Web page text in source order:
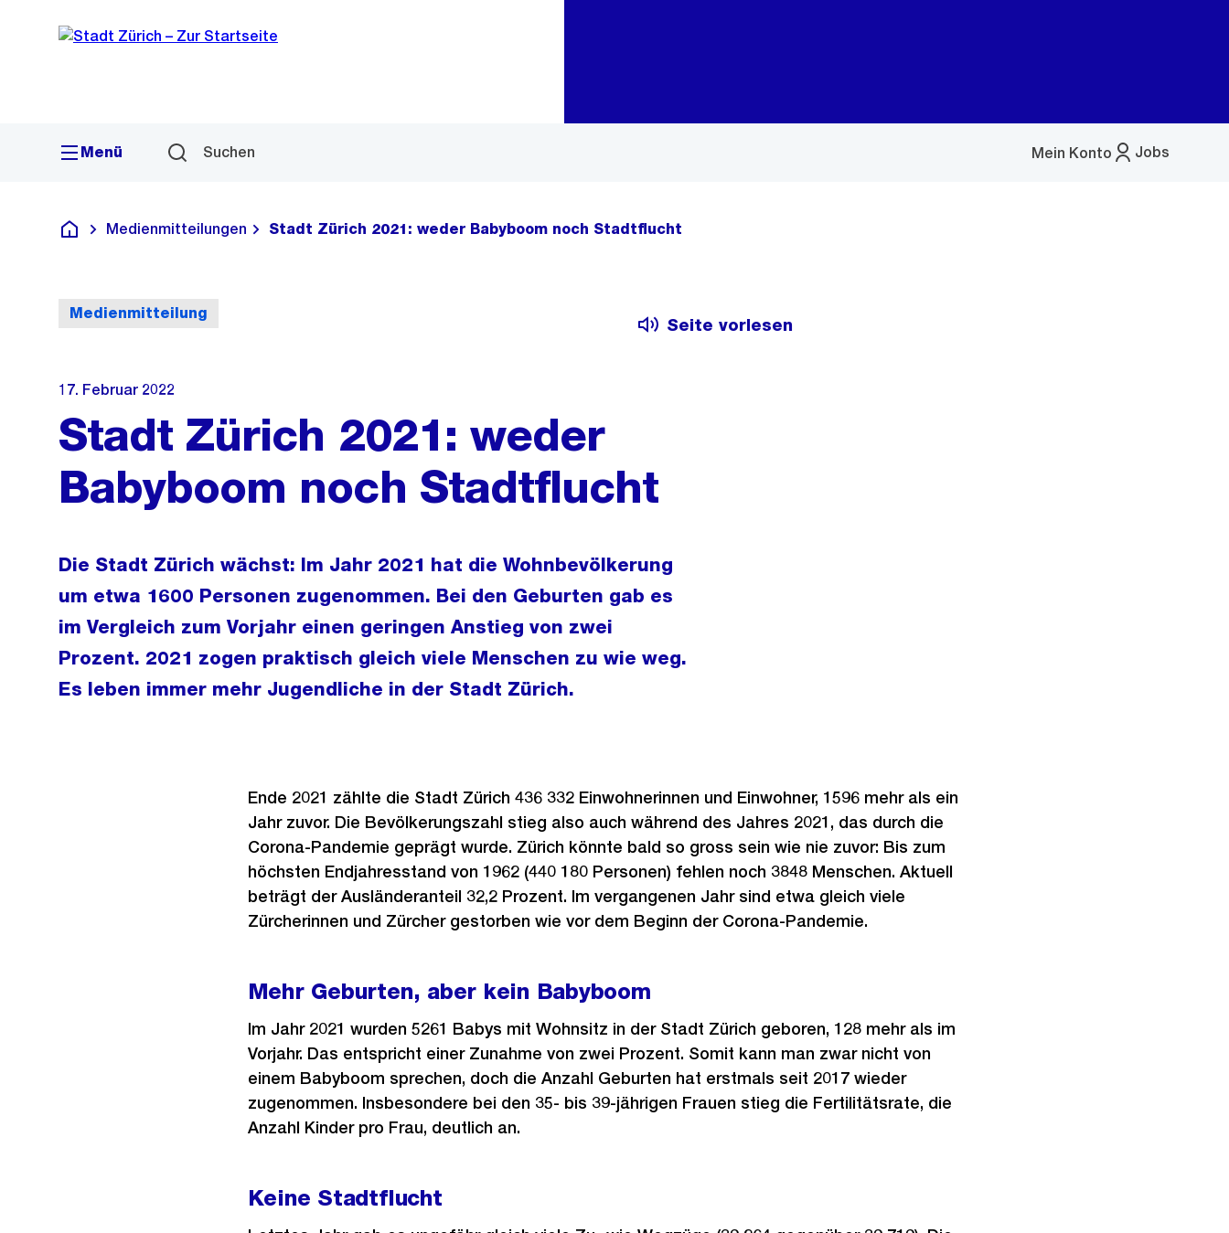
Navigation
Sprunglink
Menü Suchen Jobs
Mein Konto
Menü
Deutsch
Medienmitteilungen Stadt Zürich 2021: weder Babyboom noch Stadtflucht
Medienmitteilung
Seite vorlesen
17. Februar 2022
Stadt Zürich 2021: weder
Babyboom noch Stadtflucht
Die Stadt Zürich wächst: Im Jahr 2021 hat die Wohnbevölkerung
um etwa 1600 Personen zugenommen. Bei den Geburten gab es
im Vergleich zum Vorjahr einen geringen Anstieg von zwei
Prozent. 2021 zogen praktisch gleich viele Menschen zu wie weg.
Es leben immer mehr Jugendliche in der Stadt Zürich.
Ende 2021 zählte die Stadt Zürich 436 332 Einwohnerinnen und Einwohner, 1596 mehr als ein
Jahr zuvor. Die Bevölkerungszahl stieg also auch während des Jahres 2021, das durch die
Corona-Pandemie geprägt wurde. Zürich könnte bald so gross sein wie nie zuvor: Bis zum
höchsten Endjahresstand von 1962 (440 180 Personen) fehlen noch 3848 Menschen. Aktuell
beträgt der Ausländeranteil 32,2 Prozent. Im vergangenen Jahr sind etwa gleich viele
Zürcherinnen und Zürcher gestorben wie vor dem Beginn der Corona-Pandemie.
Mehr Geburten, aber kein Babyboom
Im Jahr 2021 wurden 5261 Babys mit Wohnsitz in der Stadt Zürich geboren, 128 mehr als im
Vorjahr. Das entspricht einer Zunahme von zwei Prozent. Somit kann man zwar nicht von
einem Babyboom sprechen, doch die Anzahl Geburten hat erstmals seit 2017 wieder
zugenommen. Insbesondere bei den 35- bis 39-jährigen Frauen stieg die Fertilitätsrate, die
Anzahl Kinder pro Frau, deutlich an.
Keine Stadtflucht